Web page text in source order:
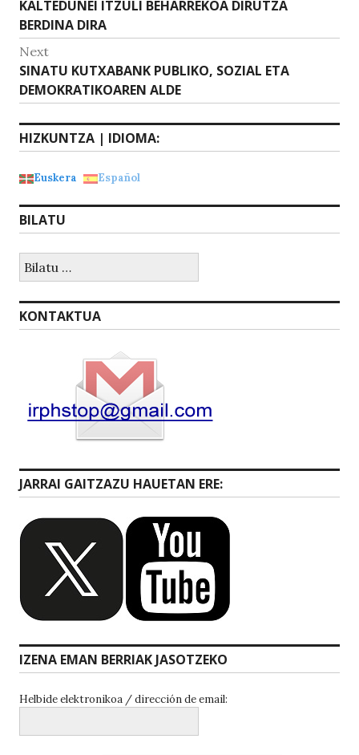
p o
k
nabigatu
post:
KALTEDUNEI ITZULI BEHARREKOA DIRUTZA
BERDINA DIRA
Next
Next
post:
SINATU KUTXABANK PUBLIKO, SOZIAL ETA
DEMOKRATIKOAREN ALDE
HIZKUNTZA | IDIOMA:
Euskera Español
BILATU
Bilatu:
KONTAKTUA
JARRAI GAITZAZU HAUETAN ERE:
IZENA EMAN BERRIAK JASOTZEKO
Helbide elektronikoa / dirección de email: